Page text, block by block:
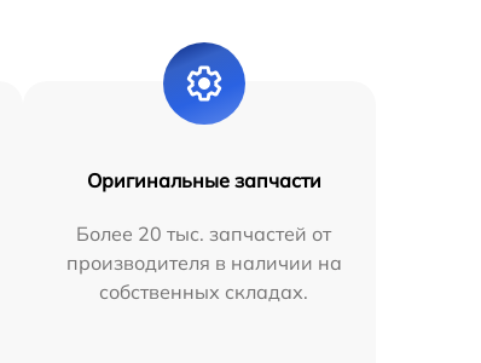
Оригинальные запчасти
Более 20 тыс. запчастей от
производителя в наличии на
собственных складах.